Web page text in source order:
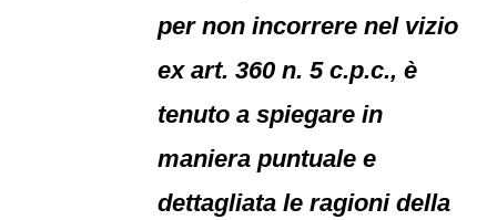
per non incorrere nel vizio
ex art. 360 n. 5 c.p.c., è
tenuto a spiegare in
maniera puntuale e
dettagliata le ragioni della